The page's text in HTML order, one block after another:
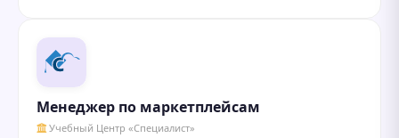
Менеджер по маркетплейсам
Учебный Центр «Специалист»